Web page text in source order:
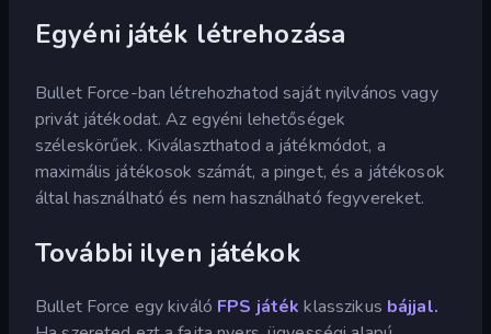
Egyéni játék létrehozása
Bullet Force-ban létrehozhatod saját nyilvános vagy
privát játékodat. Az egyéni lehetőségek
széleskörűek. Kiválaszthatod a játékmódot, a
maximális játékosok számát, a pinget, és a játékosok
által használható és nem használható fegyvereket.
További ilyen játékok
Bullet Force egy kiváló FPS játék klasszikus bájjal.